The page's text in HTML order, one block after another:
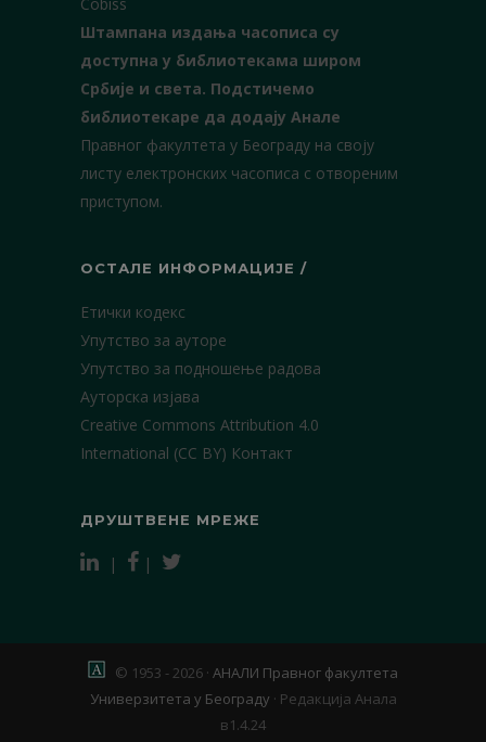
Штампана издања часописа су
доступна у библиотекама широм
Србије и света. Подстичемо
библиотекаре да додају Анале
Правног факултета у Београду на своју
листу електронских часописа с отвореним
приступом.
ОСТАЛЕ ИНФОРМАЦИЈЕ /
Етички кодекс
Упутство за ауторе
Упутство за подношење радова
Ауторска изјава
Creative Commons Attribution 4.0
International (CC BY) Контакт
ДРУШТВЕНЕ МРЕЖЕ
| |
© 1953 - 2026 · АНАЛИ Правног факултета
Универзитета у Београду · Редакција Анала
в1.4.24